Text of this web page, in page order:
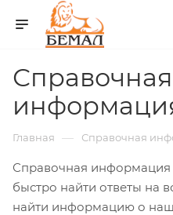
Справочная
Главная — Справочная
Справочная информация
быстро найти ответы на
найти информацию о